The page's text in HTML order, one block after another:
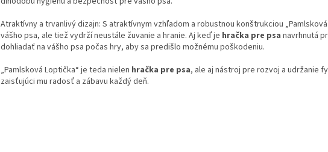
Atraktívny a trvanlivý dizajn: S atraktívnym vzhľadom a robustnou konštrukciou
vášho psa, ale tiež vydrží neustále žuvanie a hranie. Aj keď je hračka pre psa navrhnutá
dohliadať na vášho psa počas hry, aby sa predišlo možnému poškodeniu.
„Pamlsková Loptička“ je teda nielen hračka pre psa, ale aj nástroj pre rozvoj a udržanie
zaisťujúci mu radosť a zábavu každý deň.